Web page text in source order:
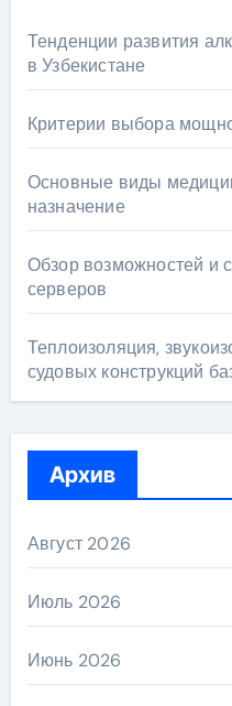
Тенденции развития
в Узбекистане
Критерии выбора
Основные виды
назначение
Обзор возможностей и
серверов
Теплоизоляция,
судовых конструкций
Архив
Август 2026
Июль 2026
Июнь 2026